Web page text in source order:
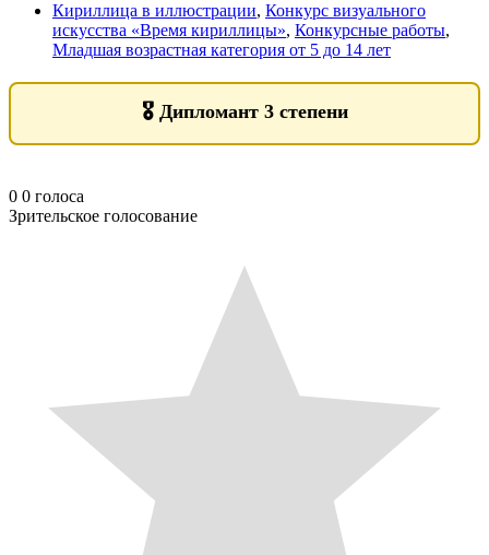
Кириллица в иллюстрации, Конкурс визуального
искусства «Время кириллицы», Конкурсные работы,
Младшая возрастная категория от 5 до 14 лет
🎖️ Дипломант 3 степени
0 0 голоса
Зрительское голосование